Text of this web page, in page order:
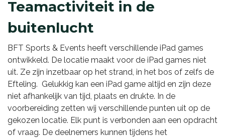
Teamactiviteit in de
buitenlucht
BFT Sports & Events heeft verschillende iPad games
ontwikkeld. De locatie maakt voor de iPad games niet
uit. Ze zijn inzetbaar op het strand, in het bos of zelfs de
Efteling. Gelukkig kan een iPad game altijd en zijn deze
niet afhankelijk van tijd, plaats en drukte. In de
voorbereiding zetten wij verschillende punten uit op de
gekozen locatie. Elk punt is verbonden aan een opdracht
of vraag. De deelnemers kunnen tijdens het